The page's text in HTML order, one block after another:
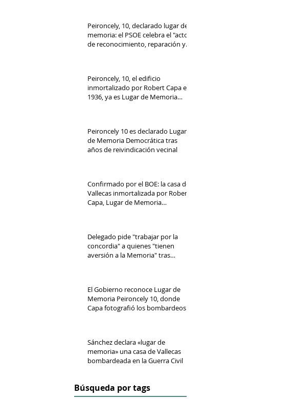
Peironcely, 10, declarado lugar de
memoria: el PSOE celebra el "acto
de reconocimiento, reparación y
Peironcely, 10, el edificio
inmortalizado por Robert Capa en
1936, ya es Lugar de Memoria
Peironcely 10 es declarado Lugar
de Memoria Democrática tras
años de reivindicación vecinal
Confirmado por el BOE: la casa de
Vallecas inmortalizada por Robert
Capa, Lugar de Memoria
Delegado pide "trabajar por la
concordia" a quienes "tienen
aversión a la Memoria" tras
El Gobierno reconoce Lugar de
Memoria Peironcely 10, donde
Capa fotografió los bombardeos
Sánchez declara «lugar de
memoria» una casa de Vallecas
bombardeada en la Guerra Civil
Búsqueda por tags